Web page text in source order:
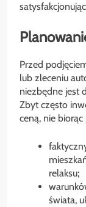
Przed
lub zleceniu
niezbędne jest
Zbyt często
ceną, nie
relaksu;
świata,